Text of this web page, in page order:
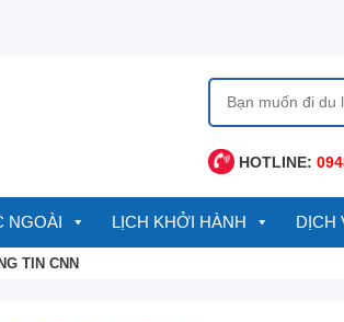
Tìm
kiếm
HOTLINE:
NGOÀI LỊCH KHỞI HÀNH DỊCH
TIN CNN